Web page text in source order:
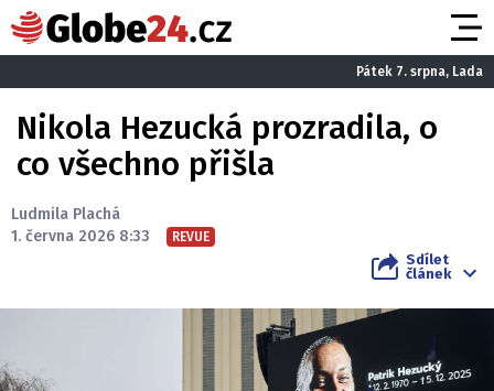
Pátek 7. srpna, Lada
Nikola Hezucká prozradila, o
co všechno přišla
Ludmila Plachá
1. června 2026 8:33
REVUE
Sdílet
článek